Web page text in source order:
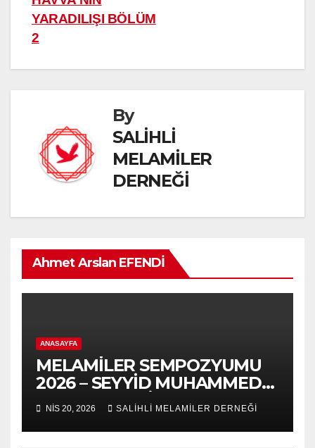
YARADILIŞI BÖLÜM
2
By
SALİHLİ
MELAMİLER
DERNEĞİ
Ahmet Arslan EFENDİ
ANASAYFA
MELAMİLER SEMPOZYUMU
2026 – SEYYİD MUHAMMED
NURUL-ARABİ 139.VUSLAT
YILDÖNÜMÜ-5.VAHDET
SÖYLEYİŞ PANEL
NIS 20, 2026 SALİHLİ MELAMİLER DERNEĞİ